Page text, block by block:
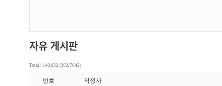
Total : 140,832 (392/7042)
번호 작성자